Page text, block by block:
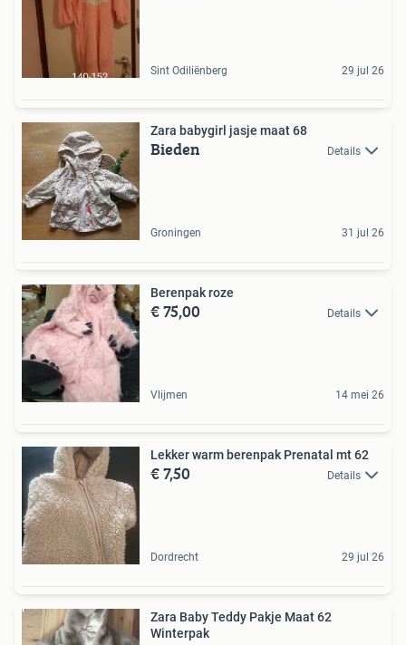
Sint Odiliënberg 29 jul 26
Zara babygirl jasje maat 68
Bieden Details
Groningen 31 jul 26
Berenpak roze
€ 75,00 Details
Vlijmen 14 mei 26
Lekker warm berenpak Prenatal mt 62
€ 7,50 Details
Dordrecht 29 jul 26
Zara Baby Teddy Pakje Maat 62
Winterpak